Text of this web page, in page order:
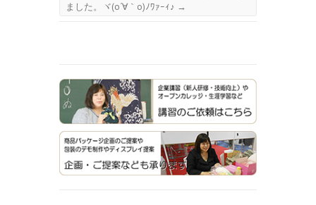
ました。ヾ(o´∀｀o)ﾉﾜｧｰｨ♪ →